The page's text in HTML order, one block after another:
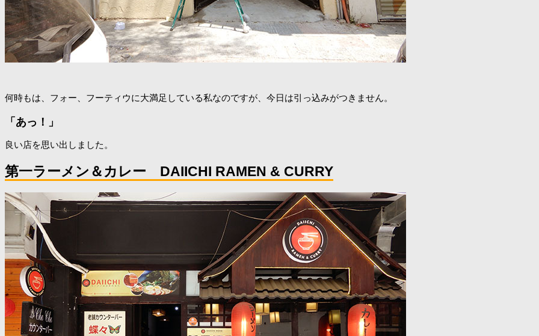
何時もは、フォー、フーティウに大満足している私なのですが、今日は引っ込みがつきません。
「あっ！」
良い店を思い出しました。
第一ラーメン＆カレー DAIICHI RAMEN & CURRY